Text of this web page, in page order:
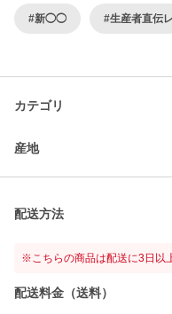
#新◯◯ #生産者直伝
カテゴリ
産地
配送方法
※こちらの商品は配送に3日以
配送料金（送料）